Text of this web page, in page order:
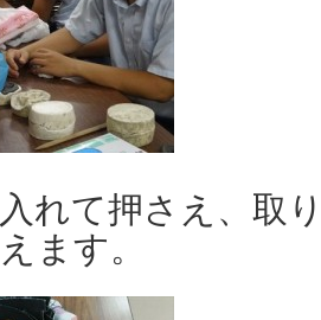
れて押さえ、取
ます。